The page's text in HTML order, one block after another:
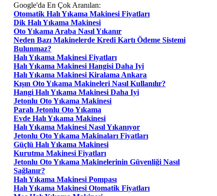
Google'da En Çok Aranılan:
Otomatik Halı Yıkama Makinesi Fiyatları
Dik Halı Yıkama Makinesi
Oto Yıkama Araba Nasıl Yıkanır
Neden Bazı Makinelerde Kredi Kartı Ödeme Sistemi
Bulunmaz?
Halı Yıkama Makinesi Fiyatları
Halı Yıkama Makinesi Hangisi Daha Iyi
Halı Yıkama Makinesi Kiralama Ankara
Kışın Oto Yıkama Makineleri Nasıl Kullanılır?
Hangi Halı Yıkama Makinesi Daha Iyi
Jetonlu Oto Yıkama Makinesi
Paralı Jetonlu Oto Yıkama
Evde Halı Yıkama Makinesi
Halı Yıkama Makinesi Nasıl Yıkanıyor
Jetonlu Oto Yıkama Makinaları Fiyatları
Güçlü Halı Yıkama Makinesi
Kurutma Makinesi Fiyatları
Jetonlu Oto Yıkama Makinelerinin Güvenliği Nasıl
Sağlanır?
Halı Yıkama Makinesi Pompası
Halı Yıkama Makinesi Otomatik Fiyatları